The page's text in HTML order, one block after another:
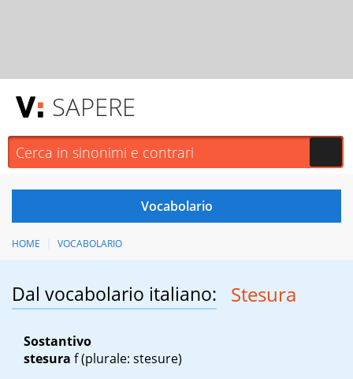
SAPERE
HOME VOCABOLARIO
Dal vocabolario italiano: Stesura
Sostantivo
stesura f(plurale: stesure)